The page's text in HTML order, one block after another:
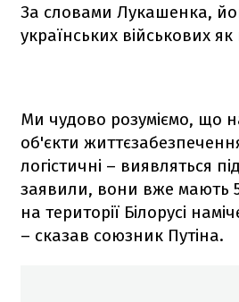
За словами Лукашенка,
українських військових
Ми чудово розуміємо, що
об'єкти
логістичні – виявляться
заявили, вони вже мають
на території Білорусі
– сказав союзник Путіна.